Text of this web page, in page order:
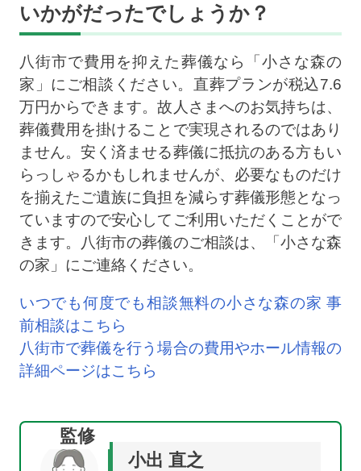
いかがだったでしょうか？
八街市で費用を抑えた葬儀なら「小さな森の
家」にご相談ください。直葬プランが税込7.6
万円からできます。故人さまへのお気持ちは、
葬儀費用を掛けることで実現されるのではあり
ません。安く済ませる葬儀に抵抗のある方もい
らっしゃるかもしれませんが、必要なものだけ
を揃えたご遺族に負担を減らす葬儀形態となっ
ていますので安心してご利用いただくことがで
きます。八街市の葬儀のご相談は、「小さな森
の家」にご連絡ください。
いつでも何度でも相談無料の小さな森の家 事
前相談はこちら
八街市で葬儀を行う場合の費用やホール情報の
詳細ページはこちら
監修
小出 直之